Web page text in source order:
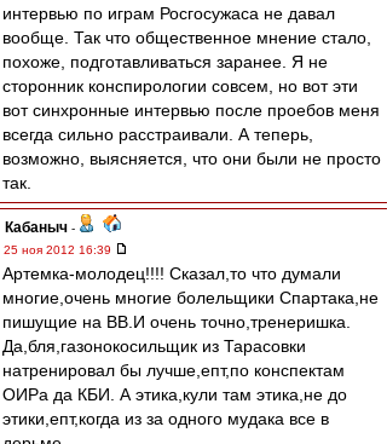
интервью по играм Росгосужаса не давал
вообще. Так что общественное мнение стало,
похоже, подготавливаться заранее. Я не
сторонник конспирологии совсем, но вот эти
вот синхронные интервью после проебов меня
всегда сильно расстраивали. А теперь,
возможно, выясняется, что они были не просто
так.
Кабаныч -
25 ноя 2012 16:39
Артемка-молодец!!!! Сказал,то что думали
многие,очень многие болельщики Спартака,не
пишущие на ВВ.И очень точно,тренеришка.
Да,бля,газонокосильщик из Тарасовки
натренировал бы лучше,епт,по конспектам
ОИРа да КБИ. А этика,кули там этика,не до
этики,епт,когда из за одного мудака все в